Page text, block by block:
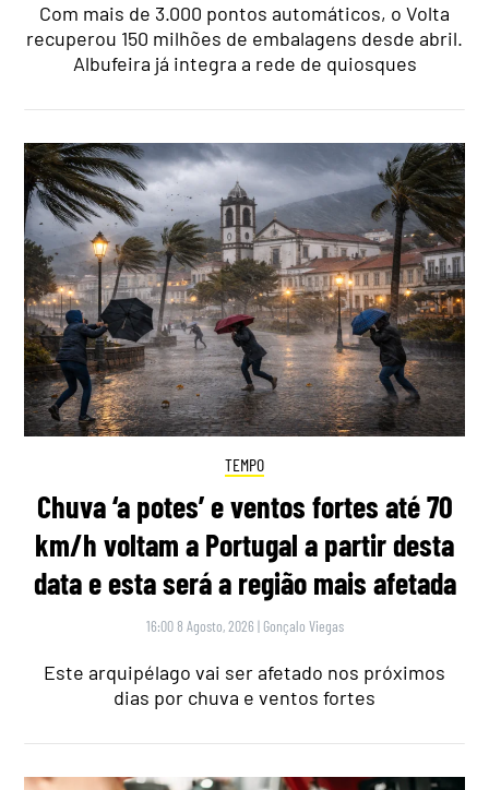
Com mais de 3.000 pontos automáticos, o Volta
recuperou 150 milhões de embalagens desde abril.
Albufeira já integra a rede de quiosques
TEMPO
Chuva ‘a potes’ e ventos fortes até 70
km/h voltam a Portugal a partir desta
data e esta será a região mais afetada
16:00 8 Agosto, 2026 | Gonçalo Viegas
Este arquipélago vai ser afetado nos próximos
dias por chuva e ventos fortes